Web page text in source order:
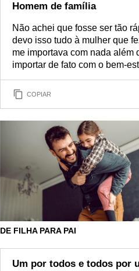
Homem de família
Não achei que fosse ser tão
devo isso tudo à mulher que
me importava com nada além
importar de fato com o bem-
COPIAR
DE FILHA PARA PAI
Um por todos e todos por